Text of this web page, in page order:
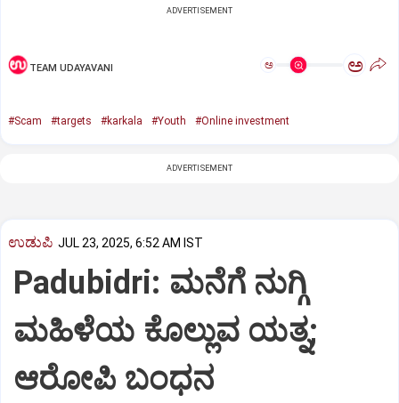
ADVERTISEMENT
TEAM UDAYAVANI ಅ ಅ
#Scam #targets #karkala #Youth #Online investment
ADVERTISEMENT
ಉಡುಪಿ JUL 23, 2025, 6:52 AM IST
Padubidri: ಮನೆಗೆ ನುಗ್ಗಿ
ಮಹಿಳೆಯ ಕೊಲ್ಲುವ ಯತ್ನ;
ಆರೋಪಿ ಬಂಧನ